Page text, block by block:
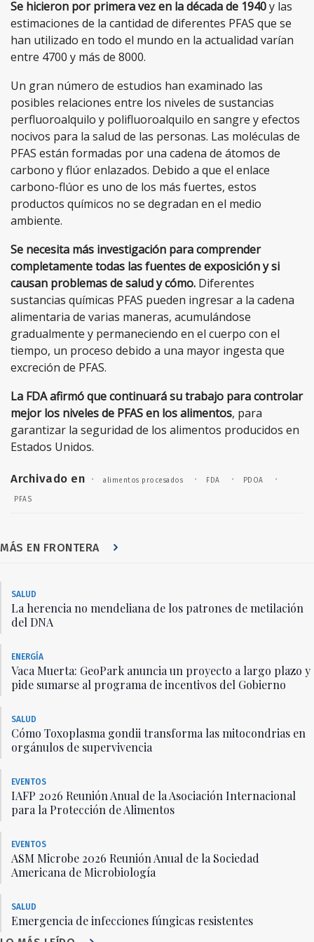
Se hicieron por primera vez en la década de 1940y las
estimaciones de la cantidad de diferentes PFAS que se
han utilizado en todo el mundo en la actualidad varían
entre 4700 y más de 8000.
Un gran número de estudios han examinado las
posibles relaciones entre los niveles de sustancias
perfluoroalquilo y polifluoroalquilo en sangre y efectos
nocivos para la salud de las personas. Las moléculas de
PFAS están formadas por una cadena de átomos de
carbono y flúor enlazados. Debido a que el enlace
carbono-flúor es uno de los más fuertes, estos
productos químicos no se degradan en el medio
ambiente.
Se necesita más investigación para comprender
completamente todas las fuentes de exposición y si
causan problemas de salud y cómo. Diferentes
sustancias químicas PFAS pueden ingresar a la cadena
alimentaria de varias maneras, acumulándose
gradualmente y permaneciendo en el cuerpo con el
tiempo, un proceso debido a una mayor ingesta que
excreción de PFAS.
La FDA afirmó que continuará su trabajo para controlar
mejor los niveles de PFAS en los alimentos, para
garantizar la seguridad de los alimentos producidos en
Estados Unidos.
Archivado en · alimentos procesados · FDA · PDOA ·
PFAS
MÁS EN FRONTERA
SALUD
La herencia no mendeliana de los patrones de metilación
del DNA
ENERGÍA
Vaca Muerta: GeoPark anuncia un proyecto a largo plazo y
pide sumarse al programa de incentivos del Gobierno
SALUD
Cómo Toxoplasma gondii transforma las mitocondrias en
orgánulos de supervivencia
EVENTOS
IAFP 2026 Reunión Anual de la Asociación Internacional
para la Protección de Alimentos
EVENTOS
ASM Microbe 2026 Reunión Anual de la Sociedad
Americana de Microbiología
SALUD
Emergencia de infecciones fúngicas resistentes